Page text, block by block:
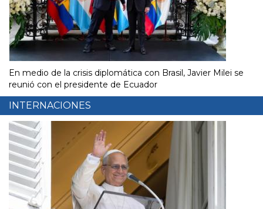
En medio de la crisis diplomática con Brasil, Javier Milei se
reunió con el presidente de Ecuador
INTERNACIONES